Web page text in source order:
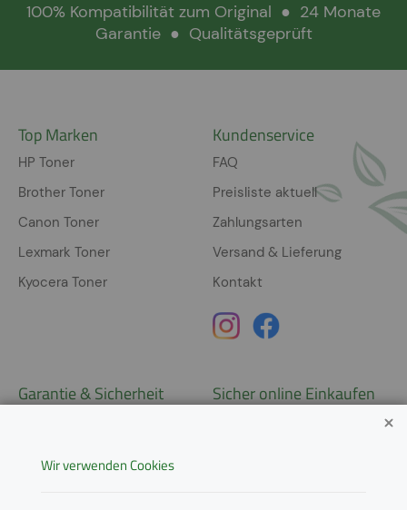
100% Kompatibilität zum Original ● 24 Monate
Garantie ● Qualitätsgeprüft
Top Marken
HP Toner
Brother Toner
Canon Toner
Lexmark Toner
Kyocera Toner
Kundenservice
FAQ
Preisliste aktuell
Zahlungsarten
Versand & Lieferung
Kontakt
Garantie & Sicherheit Sicher online Einkaufen
Wir verwenden Cookies